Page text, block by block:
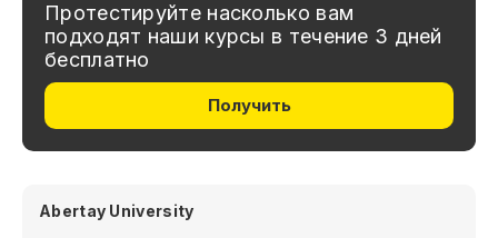
Протестируйте насколько вам
подходят наши курсы в течение 3 дней
бесплатно
Получить
Abertay University